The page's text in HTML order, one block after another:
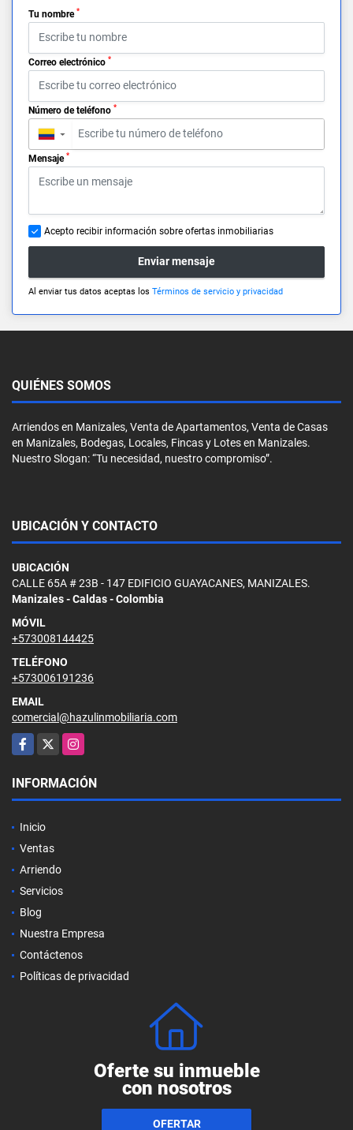
Tu nombre *
Correo electrónico *
Número de teléfono *
▼
Mensaje *
Acepto recibir información sobre ofertas inmobiliarias
Enviar mensaje
Al enviar tus datos aceptas los Términos de servicio y privacidad
QUIÉNES SOMOS
Arriendos en Manizales, Venta de Apartamentos, Venta de Casas
en Manizales, Bodegas, Locales, Fincas y Lotes en Manizales.
Nuestro Slogan: “Tu necesidad, nuestro compromiso”.
UBICACIÓN Y CONTACTO
UBICACIÓN
CALLE 65A # 23B - 147 EDIFICIO GUAYACANES, MANIZALES.
Manizales - Caldas - Colombia
MÓVIL
+573008144425
TELÉFONO
+573006191236
EMAIL
comercial@hazulinmobiliaria.com
Facebook
X Instagram
INFORMACIÓN
Inicio
Ventas
Arriendo
Servicios
Blog
Nuestra Empresa
Contáctenos
Políticas de privacidad
Oferte su inmueble
con nosotros
OFERTAR